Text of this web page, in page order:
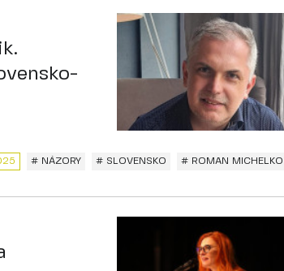
# NÁZORY # SLOVENSKO # ROMAN MICHELKO